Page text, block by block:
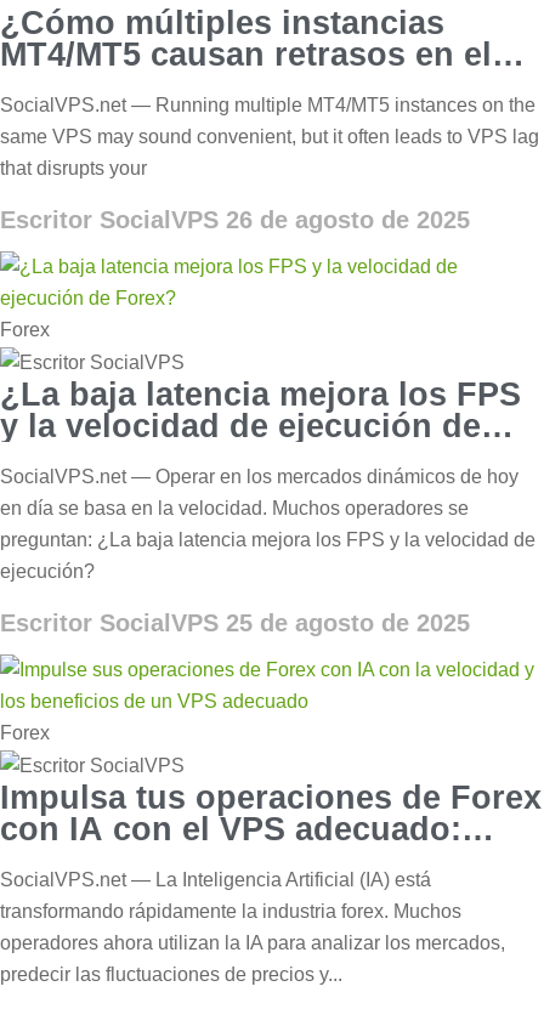
¿Cómo múltiples instancias
MT4/MT5 causan retrasos en el
SocialVPS.net — Running multiple MT4/MT5 instances on the
same VPS may sound convenient, but it often leads to VPS lag
that disrupts your
Escritor SocialVPS 26 de agosto de 2025
Forex
¿La baja latencia mejora los FPS
y la velocidad de ejecución de
SocialVPS.net — Operar en los mercados dinámicos de hoy
en día se basa en la velocidad. Muchos operadores se
preguntan: ¿La baja latencia mejora los FPS y la velocidad de
ejecución?
Escritor SocialVPS 25 de agosto de 2025
Forex
Impulsa tus operaciones de Forex
con IA con el VPS adecuado:
SocialVPS.net — La Inteligencia Artificial (IA) está
transformando rápidamente la industria forex. Muchos
operadores ahora utilizan la IA para analizar los mercados,
predecir las fluctuaciones de precios y...